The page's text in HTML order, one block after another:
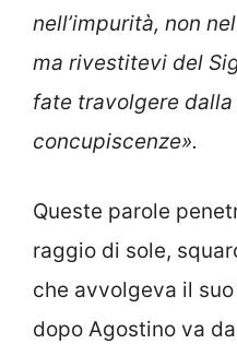
nell’impurità, non
ma rivestitevi del
fate travolgere
concupiscenze».
Queste parole
raggio di sole,
che avvolgeva il
dopo Agostino va